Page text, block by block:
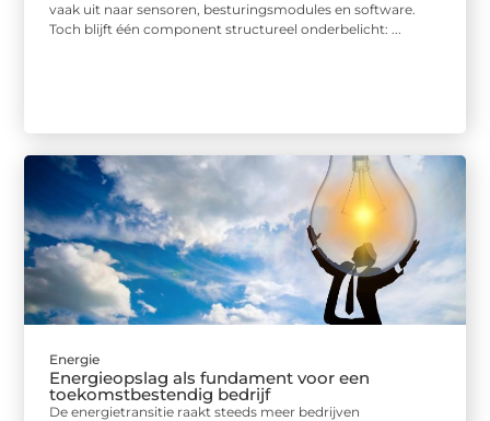
vaak uit naar sensoren, besturingsmodules en software.
Toch blijft één component structureel onderbelicht: ...
Energie
Energieopslag als fundament voor een
toekomstbestendig bedrijf
De energietransitie raakt steeds meer bedrijven